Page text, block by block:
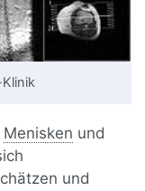
Menisken und
und